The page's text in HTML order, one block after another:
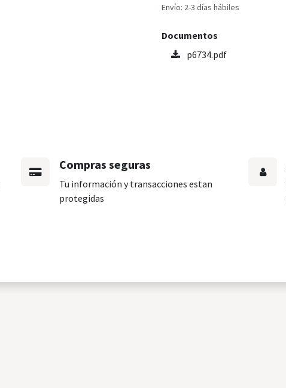
Envío: 2-3 días hábiles
Documentos
p6734.pdf
Compras seguras
Tu información y transacciones estan
protegidas